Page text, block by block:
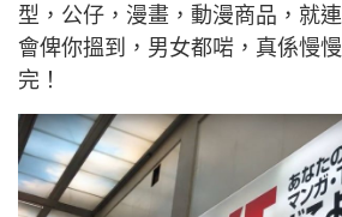
型，公仔，漫畫，動漫商品，就
會俾你搵到，男女都啱，真係慢
完！